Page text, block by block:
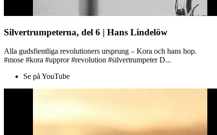
Silvertrumpeterna, del 6 | Hans Lindelöw
Alla gudsfientliga revolutioners ursprung – Kora och hans hop.
#mose #kora #uppror #revolution #silvertrumpeter D...
Se på YouTube